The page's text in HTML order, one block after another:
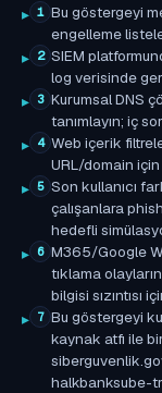
1 Bu göstergeyi
engelleme
2 SIEM
log verisinde
3 Kurumsal DNS
tanımlayın; iç
4 Web içerik
URL/domain için
5 Son kullanıcı
çalışanlara
hedefli
6 M365/Google
tıklama
bilgisi sızıntısı
7 Bu göstergeyi
kaynak atfı ile
halkbanksube-